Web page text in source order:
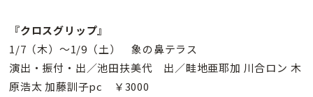
『クロスグリップ』
1/7（木）〜1/9（土） 象の鼻テラス
演出・振付・出／池田扶美代 出／畦地亜耶加 川合ロン 木
原浩太 加藤訓子pc ￥3000